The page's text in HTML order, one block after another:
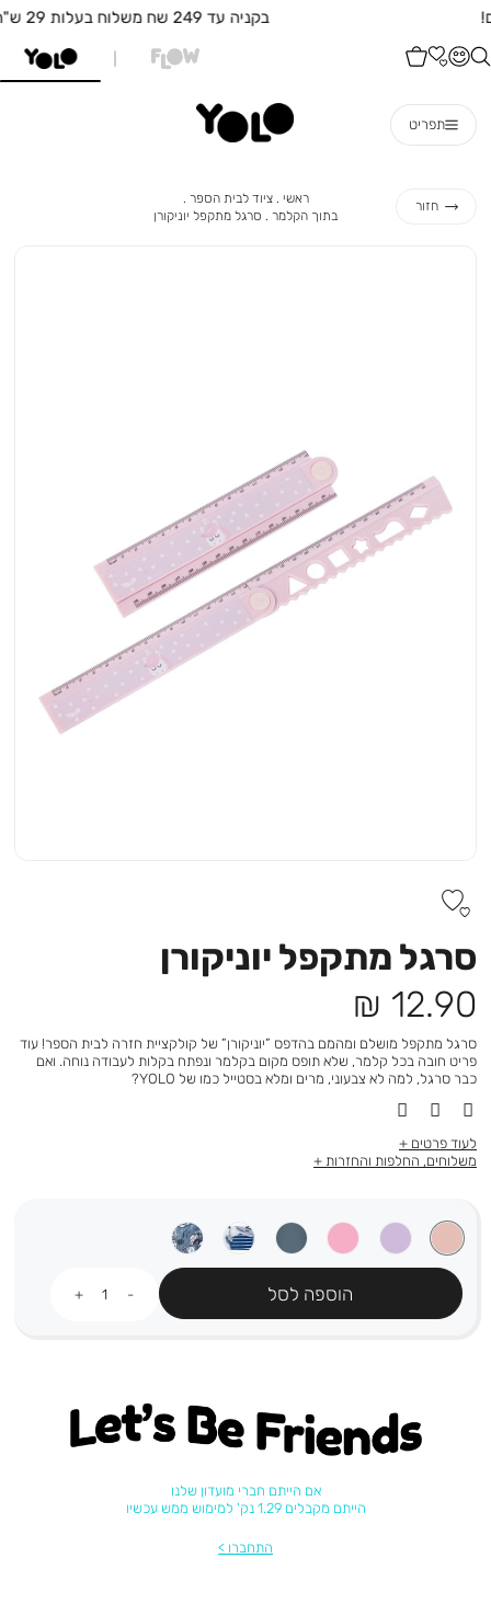
תפריט
חזור
ראשי ראשי
ציוד לבית הספר
לבית
בתוך הקלמר
בתוך
סרגל מתקפל יוניקורן
סרגל מתקפל יוניקורן
מחיר
מוצר
12.90 ₪
סרגל מתקפל מושלם ומהמם בהדפס ”יוניקורן” של קולקציית חזרה לבית הספר! עוד
פריט חובה בכל קלמר, שלא תופס מקום בקלמר ונפתח בקלות לעבודה נוחה. ואם
כבר סרגל, למה לא צבעוני, מרים ומלא בסטייל כמו של YOLO?
לעוד פרטים
משלוחים, החלפות והחזרות
הוספה לסל
Let's be friends
אם הייתם חברי מועדון שלנו
הייתם מקבלים 1.29 נק' למימוש ממש עכשיו
התחברו